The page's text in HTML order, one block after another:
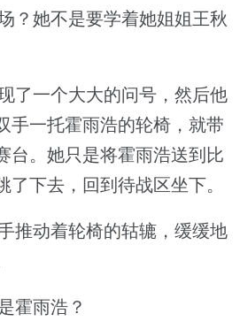
？她不是要学着她姐姐王秋
了一个大大的问号，然后他
手一托霍雨浩的轮椅，就带
台。她只是将霍雨浩送到比
了下去，回到待战区坐下。
推动着轮椅的轱辘，缓缓地
霍雨浩？